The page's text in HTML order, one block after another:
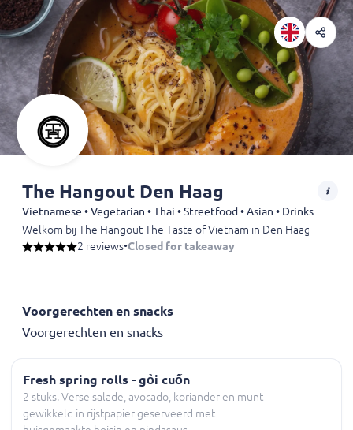
The Hangout Den Haag
Vietnamese • Vegetarian • Thai • Streetfood • Asian • Drinks
Welkom bij The Hangout The Taste of Vietnam in Den Haag.
Of je nu zin hebt in een lichte snack, een noedelsoep vol pit, of
2 reviews•Closed for takeaway
Voorgerechten en snacks
Voorgerechten en snacks
Fresh spring rolls - gỏi cuốn
2 stuks. Verse salade, avocado, koriander en munt
gewikkeld in rijstpapier geserveerd met